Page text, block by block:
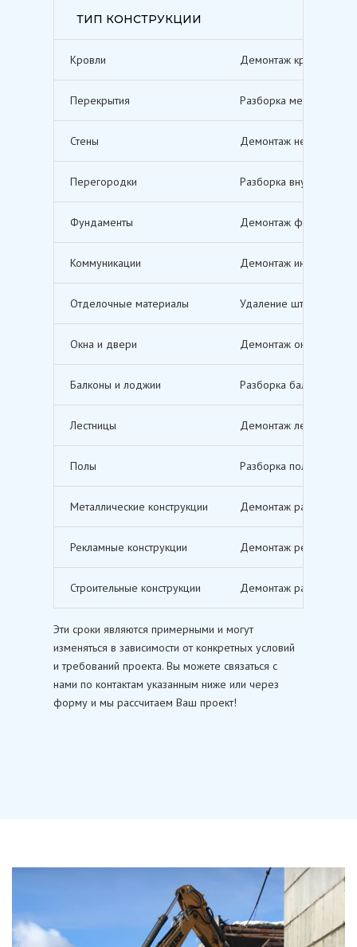
ТИП КОНСТРУКЦИИ
Кровли Демонтаж кровельных
Перекрытия Разборка межэтажных
Стены Демонтаж несущих и
Перегородки Разборка внутренних
Фундаменты Демонтаж
Коммуникации Демонтаж инженерных
Отделочные материалы Удаление штукатурки,
Окна и двери Демонтаж оконных и
Балконы и лоджии Разборка балконов и
Лестницы Демонтаж лестничных
Полы Разборка полов,
Металлические конструкции Демонтаж различных
Рекламные конструкции Демонтаж рекламных
Строительные конструкции Демонтаж различных
Эти сроки являются примерными и могут
изменяться в зависимости от конкретных условий
и требований проекта. Вы можете связаться с
нами по контактам указанным ниже или через
форму и мы рассчитаем Ваш проект!